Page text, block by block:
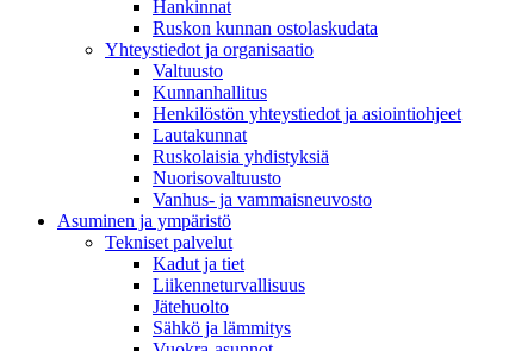
Hankinnat
Ruskon kunnan ostolaskudata
Yhteystiedot ja organisaatio
Valtuusto
Kunnanhallitus
Henkilöstön yhteystiedot ja asiointiohjeet
Lautakunnat
Ruskolaisia yhdistyksiä
Nuorisovaltuusto
Vanhus- ja vammaisneuvosto
Asuminen ja ympäristö
Tekniset palvelut
Kadut ja tiet
Liikenneturvallisuus
Jätehuolto
Sähkö ja lämmitys